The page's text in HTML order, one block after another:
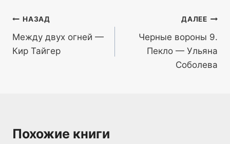
Навигация
по
записям
НАЗАД
Между двух огней —
Кир Тайгер
ДАЛЕЕ
Черные вороны 9.
Пекло — Ульяна
Соболева
Похожие книги